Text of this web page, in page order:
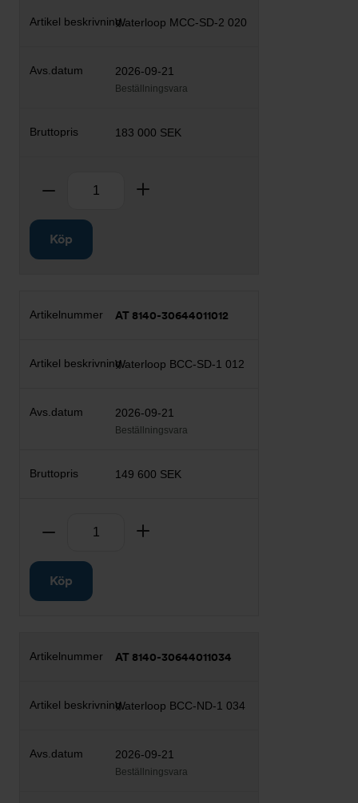
Waterloop MCC-SD-2 020
2026-09-21
Beställningsvara
183 000 SEK
Ta bort
Köp
AT 8140-30644011012
Waterloop BCC-SD-1 012
2026-09-21
Beställningsvara
149 600 SEK
Ta bort
Köp
AT 8140-30644011034
Waterloop BCC-ND-1 034
2026-09-21
Beställningsvara